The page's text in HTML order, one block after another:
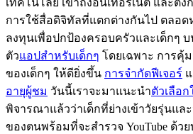
เทคโนโลยี เข้าถึงอินเทอร์เน็ต และตั้
การใช้สื่อดิจิทัลที่แตกต่างกันไป ตลอด
ลงทุนเพื่อปกป้องครอบครัวและเด็กๆ บ
ตัวแอปสำหรับเด็กๆ โดยเฉพาะ การคุ้
ของเด็กๆ ให้ดียิ่งขึ้น การจำกัดฟีเจอร์
อายุผู้ชม วันนี้เราจะมาแนะนำตัวเลือก
พิจารณาแล้วว่าเด็กที่ย่างเข้าวัยรุ่นแล
ของตนพร้อมที่จะสำรวจ YouTube ด้